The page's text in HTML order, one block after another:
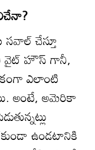
చేస్తూ
వైట్ హౌస్ గానీ,
ఎలాంటి
అంటే, అమెరికా
ఉండటానికి